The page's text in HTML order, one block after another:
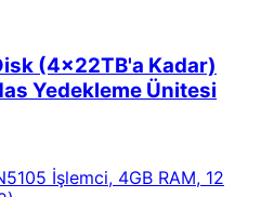
(4x22TB'a Kadar)
Yedekleme Ünitesi